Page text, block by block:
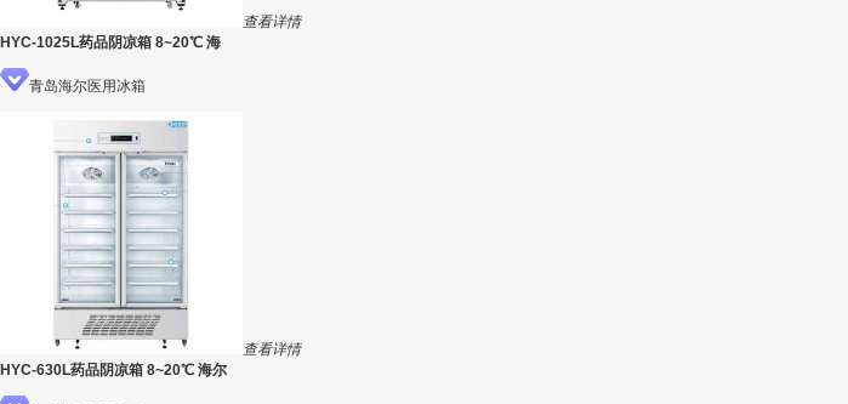
查看详情
HYC-1025L药品阴凉箱 8~20℃ 海
青岛海尔医用冰箱
查看详情
HYC-630L药品阴凉箱 8~20℃ 海尔